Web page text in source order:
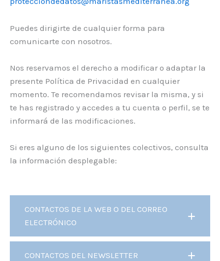
Puedes dirigirte de cualquier forma para
comunicarte con nosotros.
Nos reservamos el derecho a modificar o adaptar la
presente Política de Privacidad en cualquier
momento. Te recomendamos revisar la misma, y si
te has registrado y accedes a tu cuenta o perfil, se te
informará de las modificaciones.
Si eres alguno de los siguientes colectivos, consulta
la información desplegable:
CONTACTOS DE LA WEB O DEL CORREO
ELECTRÓNICO
CONTACTOS DEL NEWSLETTER